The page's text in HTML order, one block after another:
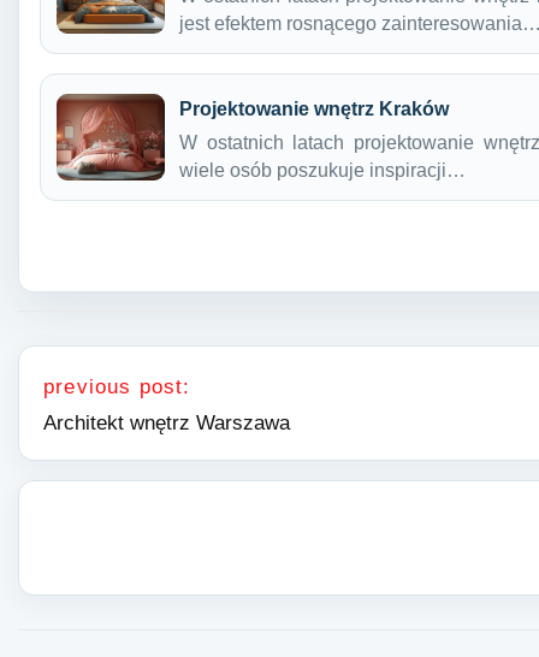
jest efektem rosnącego
Projektowanie wnętrz Kraków
W ostatnich latach projektowanie
wiele osób poszukuje inspiracji…
Nawigacja wpisu
previous post:
Architekt wnętrz Warszawa